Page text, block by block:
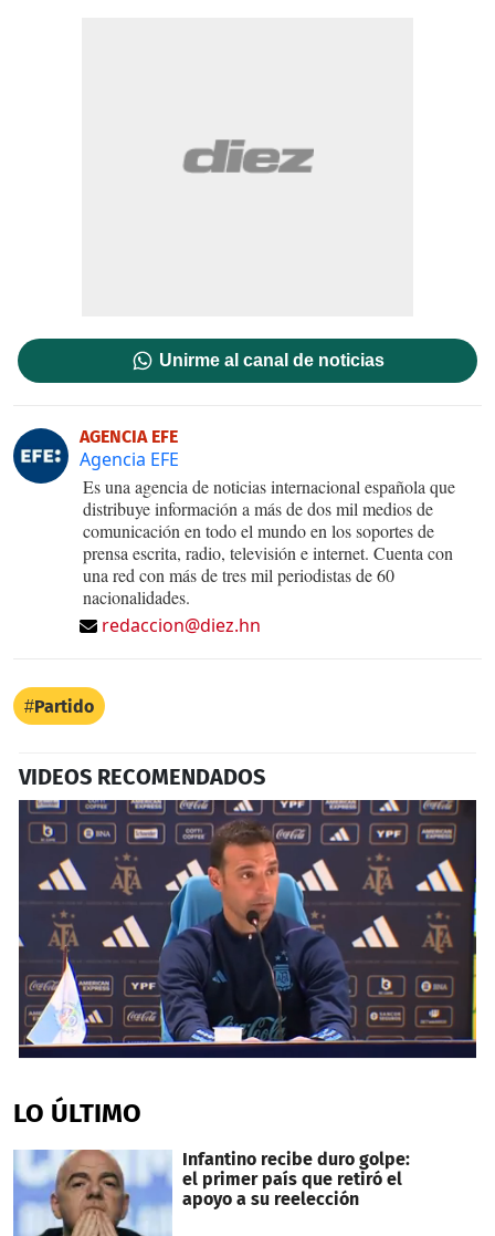
Unirme al canal de noticias
AGENCIA EFE
Agencia EFE
Es una agencia de noticias internacional española que
distribuye información a más de dos mil medios de
comunicación en todo el mundo en los soportes de
prensa escrita, radio, televisión e internet. Cuenta con
una red con más de tres mil periodistas de 60
nacionalidades.
redaccion@diez.hn
Partido
VIDEOS RECOMENDADOS
of
5
10
seconds
LO ÚLTIMO
Infantino recibe duro golpe:
el primer país que retiró el
apoyo a su reelección